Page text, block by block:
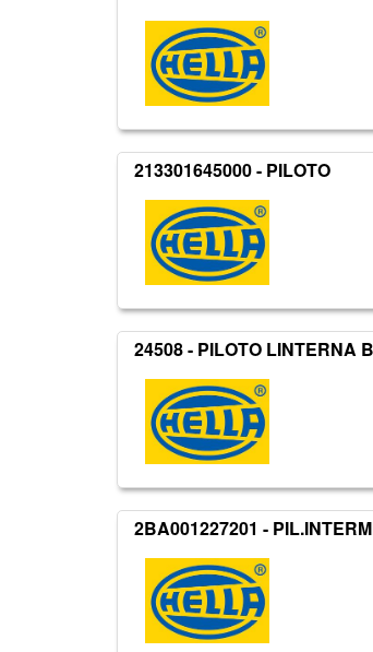
213301645000 - PILOTO
24508 - PILOTO LINTERNA
2BA001227201 -